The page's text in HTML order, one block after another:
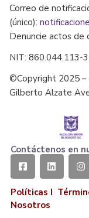
Correo de
(único):
Denuncie actos de
NIT: 860.044.113-3
©Copyright 2025 –
Gilberto Alzate
Contáctenos en
Políticas I
Nosotros